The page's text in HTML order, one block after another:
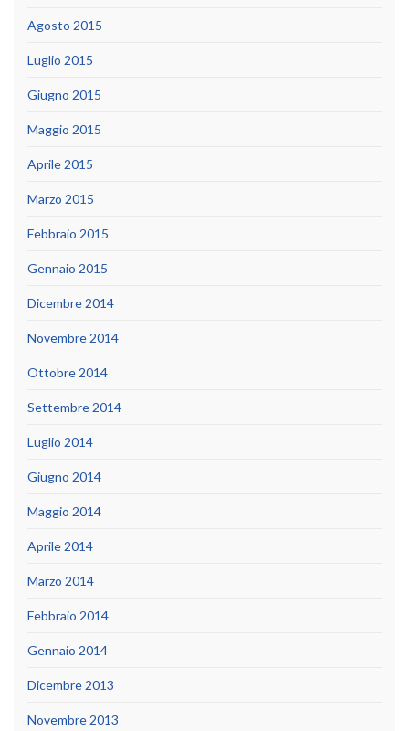
Agosto 2015
Luglio 2015
Giugno 2015
Maggio 2015
Aprile 2015
Marzo 2015
Febbraio 2015
Gennaio 2015
Dicembre 2014
Novembre 2014
Ottobre 2014
Settembre 2014
Luglio 2014
Giugno 2014
Maggio 2014
Aprile 2014
Marzo 2014
Febbraio 2014
Gennaio 2014
Dicembre 2013
Novembre 2013